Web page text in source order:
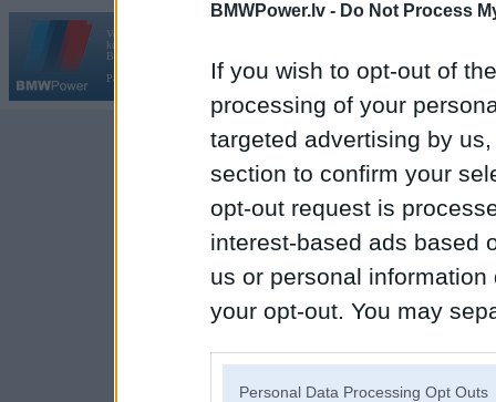
BMWPower.lv - Do Not Process
If you wish to opt-out of
processing of your
targeted advertising by
section to confirm your
opt-out request is
interest-based ads based
us or personal
your opt-out. You may
Personal Data Processing Opt Outs
Vortāls BMWPower.lv darbojas
kopš 2002. gada 14. maija. Tas nav auto klubs un nav saistīts ar
BMW AG.
Par BMWPower
Kontakti |Reklāma